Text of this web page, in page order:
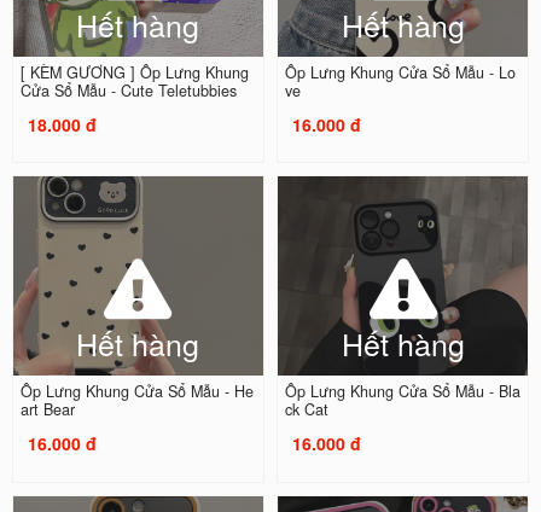
Hết hàng
[ KÈM GƯƠNG ] Ốp Lưng Khung
Cửa Sổ Mẫu - Cute Teletubbies
18.000 đ
Hết hàng
Ốp Lưng Khung Cửa Sổ Mẫu - Lo
ve
16.000 đ
Hết hàng
Ốp Lưng Khung Cửa Sổ Mẫu - He
art Bear
16.000 đ
Hết hàng
Ốp Lưng Khung Cửa Sổ Mẫu - Bla
ck Cat
16.000 đ